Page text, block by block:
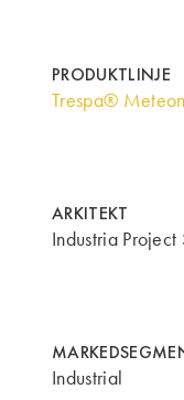
PRODUKTLINJE
Trespa®
ARKITEKT
Industria Project
Industrial